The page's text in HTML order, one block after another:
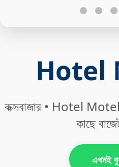
Hotel
কক্সবাজার • Hotel
কাছে
এখনই